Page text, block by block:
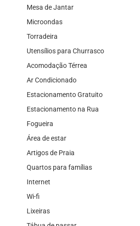
Mesa de Jantar
Microondas
Torradeira
Utensílios para Churrasco
Acomodação Térrea
Ar Condicionado
Estacionamento Gratuito
Estacionamento na Rua
Fogueira
Área de estar
Artigos de Praia
Quartos para famílias
Internet
Wi-fi
Lixeiras